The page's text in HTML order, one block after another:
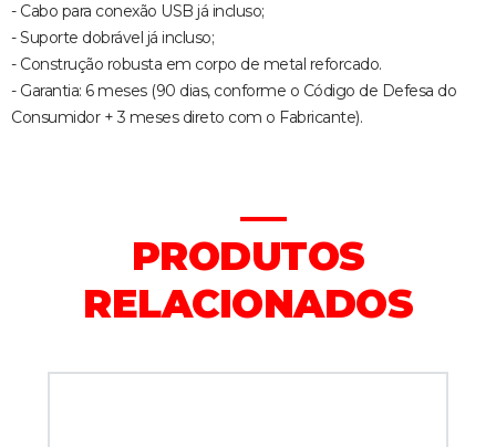
- Cabo para conexão USB já incluso;
- Suporte dobrável já incluso;
- Construção robusta em corpo de metal reforcado.
- Garantia: 6 meses (90 dias, conforme o Código de Defesa do
Consumidor + 3 meses direto com o Fabricante).
PRODUTOS
RELACIONADOS